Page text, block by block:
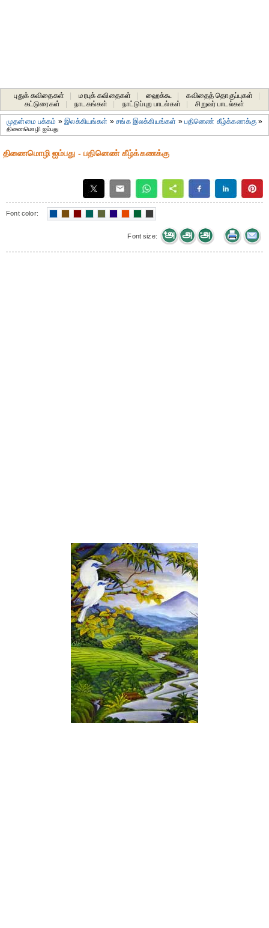
புதுக் கவிதைகள் மரபுக் கவிதைகள் ஹைக்கூ கவிதைத் தொகுப்புகள்
கட்டுரைகள்
நாடகங்கள் நாட்டுப்புற பாடல்கள் சிறுவர் பாடல்கள்
முதன்மை பக்கம் »இலக்கியங்கள் »சங்க இலக்கியங்கள் » பதினெண் கீழ்க்கணக்கு »
திணைமொழி ஐம்பது
திணைமொழி ஐம்பது - பதினெண் கீழ்க்கணக்கு
Font color:
Font size: